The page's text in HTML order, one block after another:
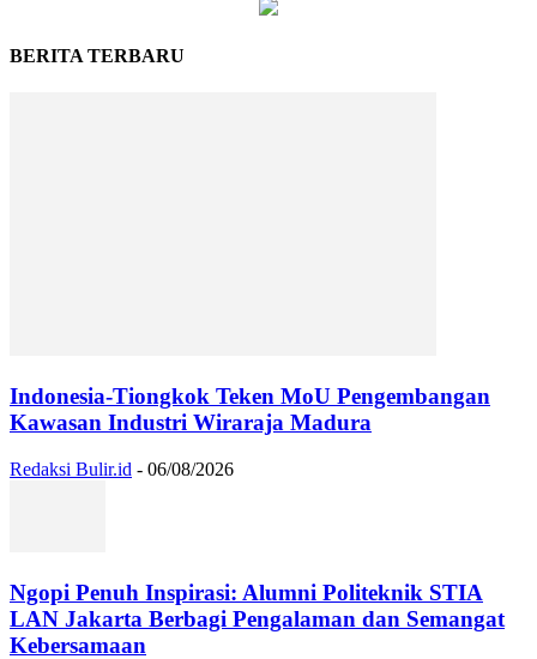
BERITA TERBARU
Indonesia-Tiongkok Teken MoU Pengembangan
Kawasan Industri Wiraraja Madura
Redaksi Bulir.id - 06/08/2026
Ngopi Penuh Inspirasi: Alumni Politeknik STIA
LAN Jakarta Berbagi Pengalaman dan Semangat
Kebersamaan